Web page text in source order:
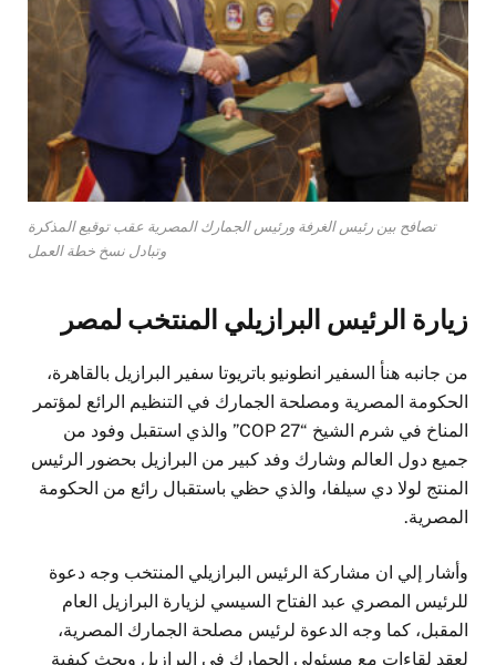
تصافح بين رئيس الغرفة ورئيس الجمارك المصرية عقب توقيع المذكرة
وتبادل نسخ خطة العمل
زيارة الرئيس البرازيلي المنتخب لمصر
من جانبه هنأ السفير انطونيو باتريوتا سفير البرازيل بالقاهرة،
الحكومة المصرية ومصلحة الجمارك في التنظيم الرائع لمؤتمر
المناخ في شرم الشيخ “COP 27” والذي استقبل وفود من
جميع دول العالم وشارك وفد كبير من البرازيل بحضور الرئيس
المنتج لولا دي سيلفا، والذي حظي باستقبال رائع من الحكومة
المصرية.
وأشار إلي ان مشاركة الرئيس البرازيلي المنتخب وجه دعوة
للرئيس المصري عبد الفتاح السيسي لزيارة البرازيل العام
المقبل، كما وجه الدعوة لرئيس مصلحة الجمارك المصرية،
لعقد لقاءات مع مسئولي الجمارك في البرازيل وبحث كيفية